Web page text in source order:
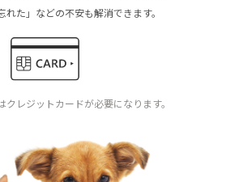
れた」などの不安も解消できます。
レジットカードが必要になります。